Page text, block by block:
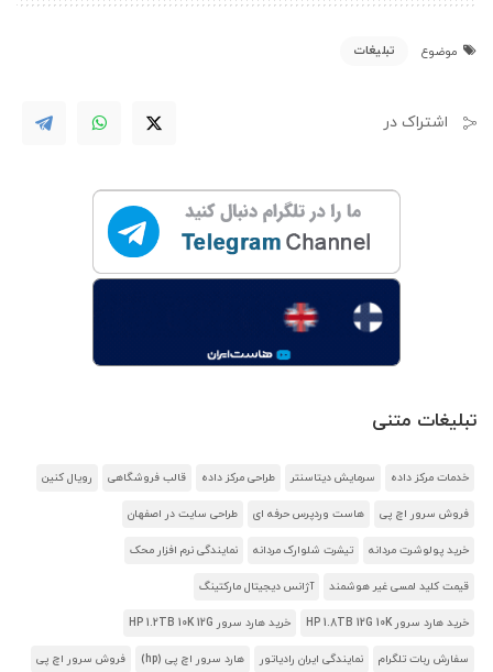
موضوع تبلیغات
اشتراک در
تبلیغات متنی
خدمات مرکز داده سرمایش دیتاسنتر طراحی مرکز داده قالب فروشگاهی رویال کنین
فروش سرور اچ پی هاست وردپرس حرفه ای طراحی سایت در اصفهان
خرید پولوشرت مردانه تیشرت شلوارک مردانه نمایندگی نرم افزار محک
قیمت کلید لمسی غیر هوشمند آژانس دیجیتال مارکتینگ
خرید هارد سرور HP 1.8TB 12G 10K خرید هارد سرور HP 1.2TB 10K 12G
سفارش ربات تلگرام نمایندگی ایران رادیاتور هارد سرور اچ پی (hp) فروش سرور اچ پی